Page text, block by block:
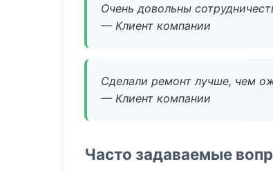
Очень довольны
— Клиент компании
Сделали ремонт лучше, чем
— Клиент компании
Часто задаваемые